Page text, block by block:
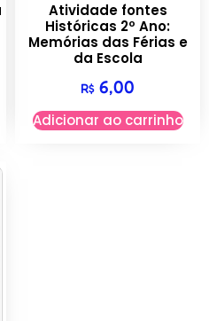
Atividade fontes
Históricas 2º Ano:
Memórias das Férias e
da Escola
R$ 6,00
Adicionar ao carrinho